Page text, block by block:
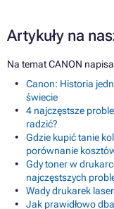
Artykuły na
Na temat CANON
Canon: Historia
świecie
4 najczęstsze
radzić?
Gdzie kupić tanie
porównanie
Gdy toner w
najczęstszych
Wady drukarek
Jak prawidłowo